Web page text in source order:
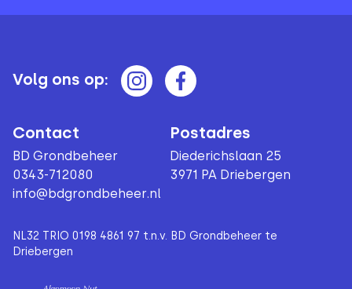
Volg ons op:
Contact
BD Grondbeheer
0343-712080
info@bdgrondbeheer.nl
Postadres
Diederichslaan 25
3971 PA Driebergen
NL32 TRIO 0198 4861 97 t.n.v. BD Grondbeheer te
Driebergen